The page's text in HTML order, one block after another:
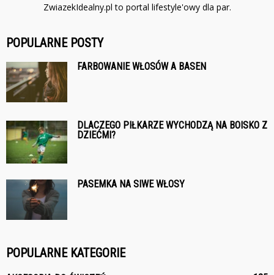
ZwiazekIdealny.pl to portal lifestyle'owy dla par.
POPULARNE POSTY
FARBOWANIE WŁOSÓW A BASEN
DLACZEGO PIŁKARZE WYCHODZĄ NA BOISKO Z
DZIEĆMI?
PASEMKA NA SIWE WŁOSY
POPULARNE KATEGORIE